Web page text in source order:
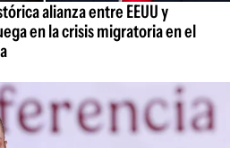
alianza entre EEUU y
en la crisis migratoria en el